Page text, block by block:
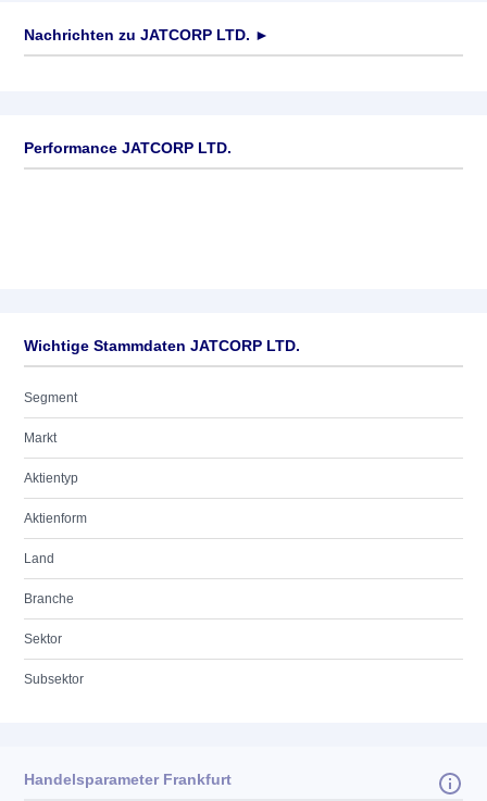
Nachrichten zu JATCORP LTD. ►
Performance JATCORP LTD.
Wichtige Stammdaten JATCORP LTD.
Segment
Markt
Aktientyp
Aktienform
Land
Branche
Sektor
Subsektor
Handelsparameter Frankfurt